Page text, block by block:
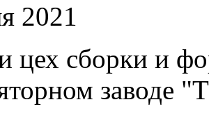
2021
цех сборки и
заводе